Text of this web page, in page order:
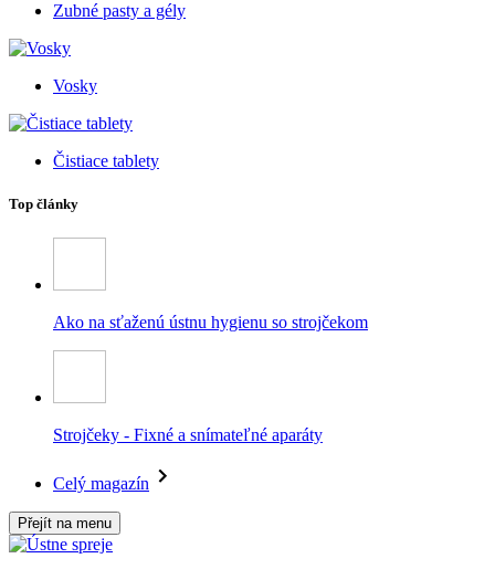
Zubné pasty a gély
Vosky
Čistiace tablety
Top články
Ako na sťaženú ústnu hygienu so strojčekom
Strojčeky - Fixné a snímateľné aparáty
Celý magazín
Přejít na menu